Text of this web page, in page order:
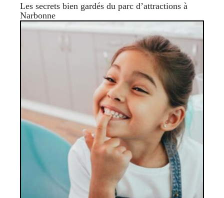
Les secrets bien gardés du parc d’attractions à
Narbonne